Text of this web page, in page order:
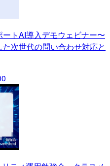
ートAI導入デモウェビナー〜
次世代の問い合わせ対応と